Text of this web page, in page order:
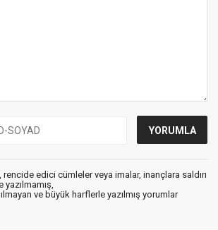
rencide edici cümleler veya imalar, inançlara saldırı
ve büyük harflerle yazılmış yorumlar